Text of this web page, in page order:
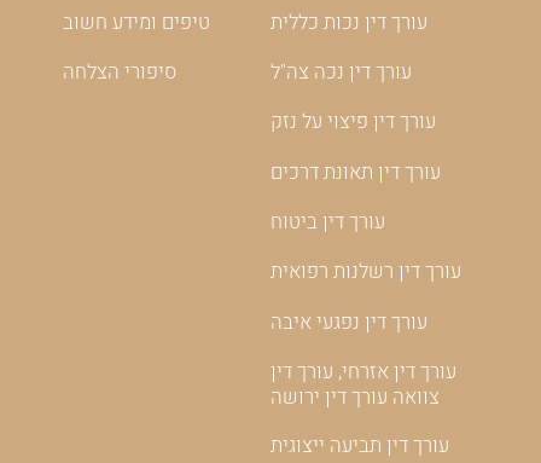
טיפים ומידע חשוב
סיפורי הצלחה
עורך דין נכות כללית
עורך דין נכה צה"ל
עורך דין פיצוי על נזק
עורך דין תאונת דרכים
עורך דין ביטוח
עורך דין רשלנות רפואית
עורך דין נפגעי איבה
עורך דין אזרחי, עורך דין
צוואה עורך דין ירושה
עורך דין תביעה ייצוגית